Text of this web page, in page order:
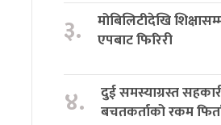
३.
मोबिलिटीदेखि
एपबाट फिरिरी
४.
दुई समस्याग्रस्त
बचतकर्ताको रकम